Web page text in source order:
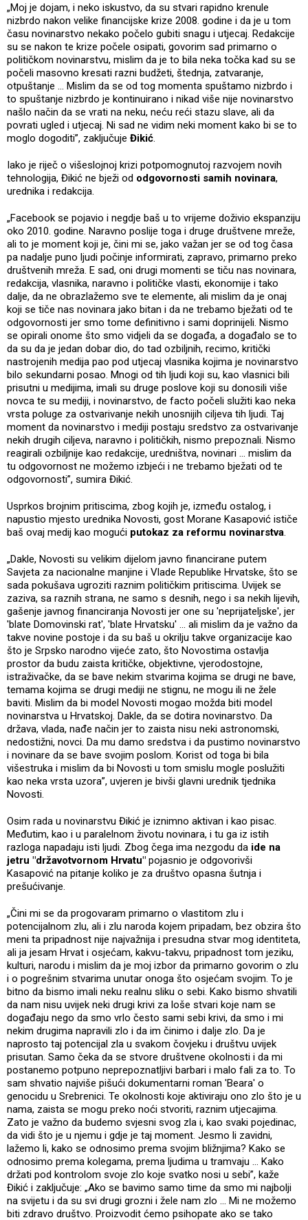
„Moj je dojam, i neko iskustvo, da su stvari rapidno krenule
nizbrdo nakon velike financijske krize 2008. godine i da je u tom
času novinarstvo nekako počelo gubiti snagu i utjecaj. Redakcije
su se nakon te krize počele osipati, govorim sad primarno o
političkom novinarstvu, mislim da je to bila neka točka kad su se
počeli masovno kresati razni budžeti, štednja, zatvaranje,
otpuštanje ... Mislim da se od tog momenta spuštamo nizbrdo i
to spuštanje nizbrdo je kontinuirano i nikad više nije novinarstvo
našlo način da se vrati na neku, neću reći stazu slave, ali da
povrati ugled i utjecaj. Ni sad ne vidim neki moment kako bi se to
moglo dogoditi”, zaključuje Đikić.
Iako je riječ o višeslojnoj krizi potpomognutoj razvojem novih
tehnologija, Đikić ne bježi od odgovornosti samih novinara,
urednika i redakcija.
„Facebook se pojavio i negdje baš u to vrijeme doživio ekspanziju
oko 2010. godine. Naravno poslije toga i druge društvene mreže,
ali to je moment koji je, čini mi se, jako važan jer se od tog časa
pa nadalje puno ljudi počinje informirati, zapravo, primarno preko
društvenih mreža. E sad, oni drugi momenti se tiču nas novinara,
redakcija, vlasnika, naravno i političke vlasti, ekonomije i tako
dalje, da ne obrazlažemo sve te elemente, ali mislim da je onaj
koji se tiče nas novinara jako bitan i da ne trebamo bježati od te
odgovornosti jer smo tome definitivno i sami doprinijeli. Nismo
se opirali onome što smo vidjeli da se događa, a događalo se to
da su da je jedan dobar dio, do tad ozbiljnih, recimo, kritički
nastrojenih medija pao pod utjecaj vlasnika kojima je novinarstvo
bilo sekundarni posao. Mnogi od tih ljudi koji su, kao vlasnici bili
prisutni u medijima, imali su druge poslove koji su donosili više
novca te su mediji, i novinarstvo, de facto počeli služiti kao neka
vrsta poluge za ostvarivanje nekih unosnijih ciljeva tih ljudi. Taj
moment da novinarstvo i mediji postaju sredstvo za ostvarivanje
nekih drugih ciljeva, naravno i političkih, nismo prepoznali. Nismo
reagirali ozbiljnije kao redakcije, uredništva, novinari ... mislim da
tu odgovornost ne možemo izbjeći i ne trebamo bježati od te
odgovornosti”, sumira Đikić.
Usprkos brojnim pritiscima, zbog kojih je, između ostalog, i
napustio mjesto urednika Novosti, gost Morane Kasapović ističe
baš ovaj medij kao mogući putokaz za reformu novinarstva.
„Dakle, Novosti su velikim dijelom javno financirane putem
Savjeta za nacionalne manjine i Vlade Republike Hrvatske, što se
sada pokušava ugroziti raznim političkim pritiscima. Uvijek se
zaziva, sa raznih strana, ne samo s desnih, nego i sa nekih lijevih,
gašenje javnog financiranja Novosti jer one su 'neprijateljske', jer
'blate Domovinski rat', 'blate Hrvatsku' ... ali mislim da je važno da
takve novine postoje i da su baš u okrilju takve organizacije kao
što je Srpsko narodno vijeće zato, što Novostima ostavlja
prostor da budu zaista kritičke, objektivne, vjerodostojne,
istraživačke, da se bave nekim stvarima kojima se drugi ne bave,
temama kojima se drugi mediji ne stignu, ne mogu ili ne žele
baviti. Mislim da bi model Novosti mogao možda biti model
novinarstva u Hrvatskoj. Dakle, da se dotira novinarstvo. Da
država, vlada, nađe način jer to zaista nisu neki astronomski,
nedostižni, novci. Da mu damo sredstva i da pustimo novinarstvo
i novinare da se bave svojim poslom. Korist od toga bi bila
višestruka i mislim da bi Novosti u tom smislu mogle poslužiti
kao neka vrsta uzora”, uvjeren je bivši glavni urednik tjednika
Novosti.
Osim rada u novinarstvu Đikić je iznimno aktivan i kao pisac.
Međutim, kao i u paralelnom životu novinara, i tu ga iz istih
razloga napadaju isti ljudi. Zbog čega ima nezgodu da ide na
jetru "državotvornom Hrvatu" pojasnio je odgovorivši
Kasapović na pitanje koliko je za društvo opasna šutnja i
prešućivanje.
„Čini mi se da progovaram primarno o vlastitom zlu i
potencijalnom zlu, ali i zlu naroda kojem pripadam, bez obzira što
meni ta pripadnost nije najvažnija i presudna stvar mog identiteta,
ali ja jesam Hrvat i osjećam, kakvu-takvu, pripadnost tom jeziku,
kulturi, narodu i mislim da je moj izbor da primarno govorim o zlu
i o pogrešnim stvarima unutar onoga što osjećam svojim. To je
bitno da bismo imali neku realnu sliku o sebi. Kako bismo shvatili
da nam nisu uvijek neki drugi krivi za loše stvari koje nam se
događaju nego da smo vrlo često sami sebi krivi, da smo i mi
nekim drugima napravili zlo i da im činimo i dalje zlo. Da je
naprosto taj potencijal zla u svakom čovjeku i društvu uvijek
prisutan. Samo čeka da se stvore društvene okolnosti i da mi
postanemo potpuno neprepoznatljivi barbari i malo fali za to. To
sam shvatio najviše pišući dokumentarni roman 'Beara' o
genocidu u Srebrenici. Te okolnosti koje aktiviraju ono zlo što je u
nama, zaista se mogu preko noći stvoriti, raznim utjecajima.
Zato je važno da budemo svjesni svog zla i, kao svaki pojedinac,
da vidi što je u njemu i gdje je taj moment. Jesmo li zavidni,
lažemo li, kako se odnosimo prema svojim bližnjima? Kako se
odnosimo prema kolegama, prema ljudima u tramvaju ... Kako
držati pod kontrolom svoje zlo koje svatko nosi u sebi”, kaže
Đikić i zaključuje: „Ako se bavimo samo time da smo mi najbolji
na svijetu i da su svi drugi grozni i žele nam zlo ... Mi ne možemo
biti zdravo društvo. Proizvodit ćemo psihopate ako se tako